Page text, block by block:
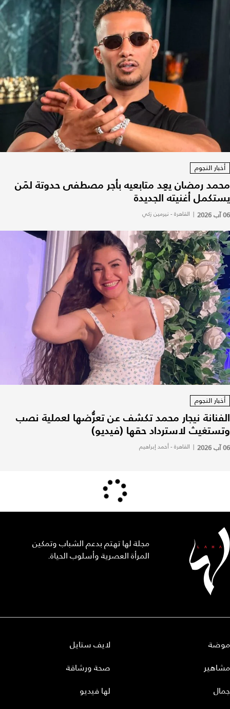
أخبار النجوم
محمد رمضان يعِد متابعيه بأجر مصطفى حدوتة لمَن
يستكمل أغنيته الجديدة
06 آب 2026 | القاهرة - نيرمين زكي
أخبار النجوم
الفنانة نيجار محمد تكشف عن تعرُّضها لعملية نصب
وتستغيث لاسترداد حقها (فيديو)
06 آب 2026 | القاهرة - أحمد إبراهيم
مجلة لها تهتم بدعم الشباب وتمكين
المرأة العصرية وأسلوب الحياة.
موضة
مشاهير
جمال
لايف ستايل
صحة ورشاقة
لها فيديو